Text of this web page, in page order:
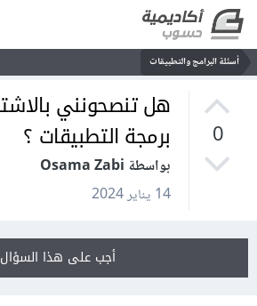
أسئلة البرامج والتطبيقات
0
هل تنصحونني
برمجة التطبيقات ؟
بواسطة Osama Zabi
14 يناير 2024
أجب على هذا السؤال